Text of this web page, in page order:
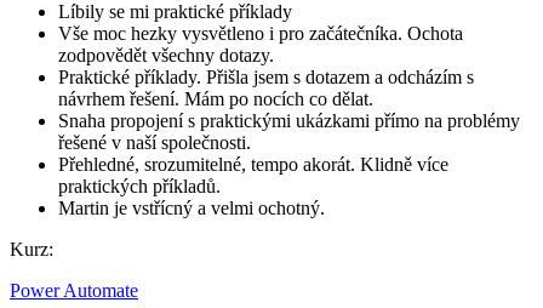
Líbily se mi praktické příklady
Vše moc hezky vysvětleno i pro začátečníka. Ochota
zodpovědět všechny dotazy.
Praktické příklady. Přišla jsem s dotazem a odcházím s
návrhem řešení. Mám po nocích co dělat.
Snaha propojení s praktickými ukázkami přímo na problémy
řešené v naší společnosti.
Přehledné, srozumitelné, tempo akorát. Klidně více
praktických příkladů.
Martin je vstřícný a velmi ochotný.
Kurz:
Power Automate